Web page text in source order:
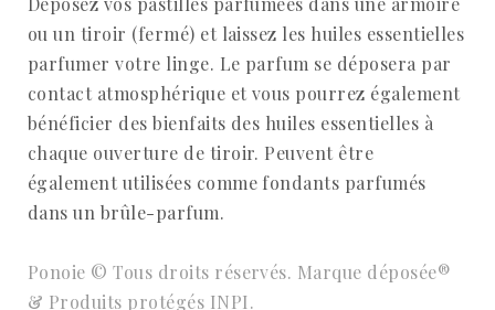
ou un tiroir (fermé) et laissez les huiles essentielles
parfumer votre linge. Le parfum se déposera par
contact atmosphérique et vous pourrez également
bénéficier des bienfaits des huiles essentielles à
chaque ouverture de tiroir. Peuvent être
également utilisées comme fondants parfumés
dans un brûle-parfum.
Ponoie © Tous droits réservés. Marque déposée®
& Produits protégés INPI.